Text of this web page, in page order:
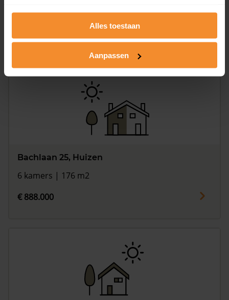
Alles toestaan
Aanpassen
Op aanvraag
Bachlaan 25, Huizen
6 kamers | 176 m2
€ 888.000